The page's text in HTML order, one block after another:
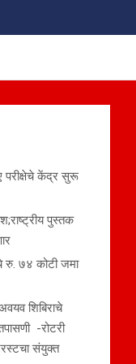
परीक्षेचे केंद्र सुरू
पुस्तक
रु. ७४ कोटी जमा
शिबिराचे
-रोटरी
ट्रस्टचा संयुक्त